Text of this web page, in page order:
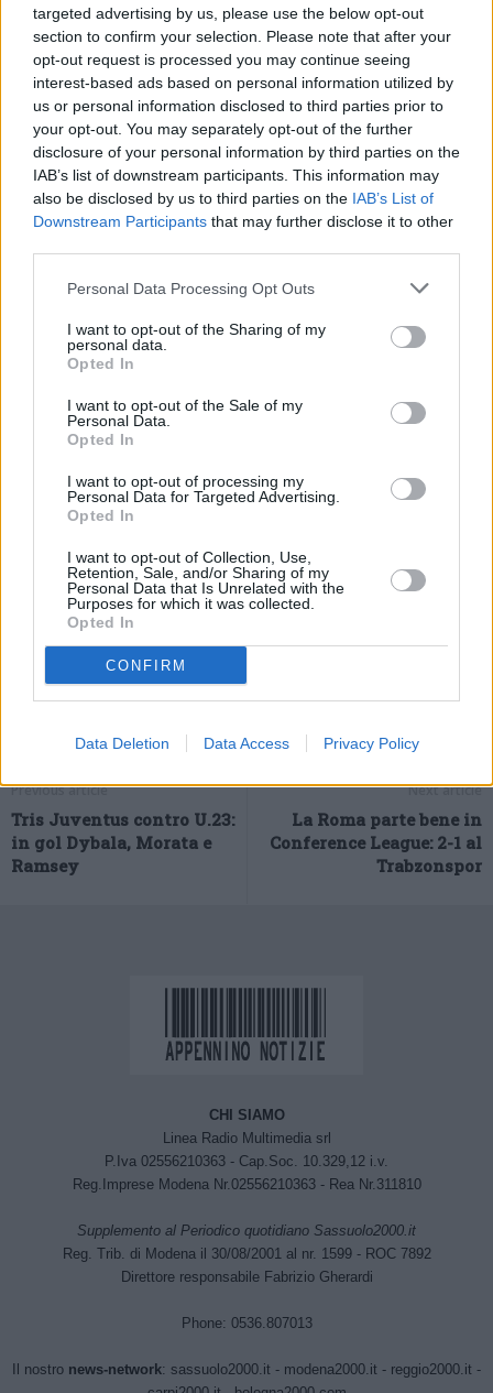
targeted advertising by us, please use the below opt-out
section to confirm your selection. Please note that after your
opt-out request is processed you may continue seeing
interest-based ads based on personal information utilized by
us or personal information disclosed to third parties prior to
your opt-out. You may separately opt-out of the further
disclosure of your personal information by third parties on the
IAB’s list of downstream participants. This information may
also be disclosed by us to third parties on the IAB’s List of
Downstream Participants that may further disclose it to other
Personal Data Processing Opt Outs
I want to opt-out of the Sharing of my
personal data.
Opted In
I want to opt-out of the Sale of my
Personal Data.
Opted In
I want to opt-out of processing my
Personal Data for Targeted Advertising.
Opted In
I want to opt-out of Collection, Use,
Retention, Sale, and/or Sharing of my
Personal Data that Is Unrelated with the
Purposes for which it was collected.
Opted In
CONFIRM
Data Deletion Data Access Privacy Policy
ROMA (ITALPRESS) – Continua a essere critica la situazione
negli ospedali siciliani a causa del Covid. Secondo il
monitoraggio di Agenas, aggiornato alle 18.24, il tasso di
occupazione delle terapie intensive dell’Isola è salito all’11%,
quello nei reparti di area non critica al 17%. Percentuali superiori
alla soglia critica per la quale è previsto il cambio di colore della
regione, anche se almeno per la prossima settimana il passaggio
in giallo appare scongiurato. Il tasso italiano è pari al 5% per le
terapie intensive, al 6% per l’area non critica. La Sardegna tocca
il 10% per le terapie intensive, sale all’11% per i ricoveri ordinari.
terapie intensive è al 7%). La Basilicata e la Campania sono al
9% per i ricoveri ordinari. Il Lazio resta all’8% per l’area non
critica e al 7% per le intensive. Per i ricoveri ordinari segue
l’Umbria al 7%, poi Toscana ed Emilia Romagna al 6%. Quindi
Bolzano e Val d’Aosta al 5%; Liguria, Molise e P.A. di Trento al
4%; Veneto al 3%; Friuli Venezia Giulia e Piemonte al 2%.
Previous article
Tris Juventus contro U.23:
in gol Dybala, Morata e
Ramsey
Next article
La Roma parte bene in
Conference League: 2-1 al
Trabzonspor
CHI SIAMO
Linea Radio Multimedia srl
P.Iva 02556210363 - Cap.Soc. 10.329,12 i.v.
Reg.Imprese Modena Nr.02556210363 - Rea Nr.311810
Supplemento al Periodico quotidiano Sassuolo2000.it
Reg. Trib. di Modena il 30/08/2001 al nr. 1599 - ROC 7892
Direttore responsabile Fabrizio Gherardi
Phone: 0536.807013
Il nostro news-network: sassuolo2000.it - modena2000.it - reggio2000.it -